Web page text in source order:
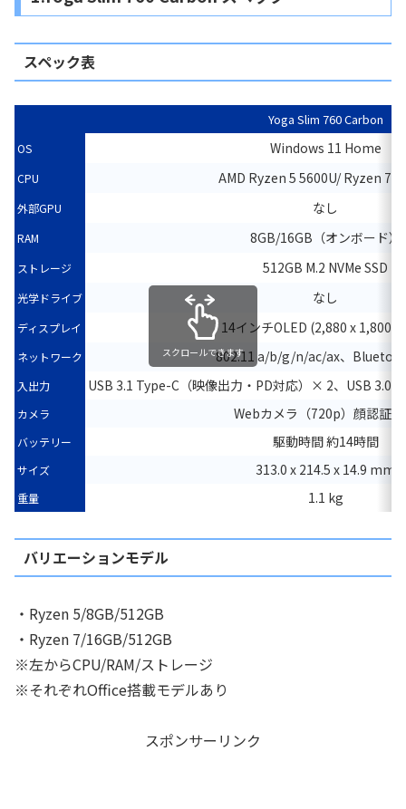
スペック表
Yoga Slim 760 Carbon
OS Windows 11 Home
CPU AMD Ryzen 5 5600U/ Ryzen 7
外部GPU なし
RAM 8GB/16GB（オンボード）
ストレージ 512GB M.2 NVMe SSD
光学ドライブ なし
ディスプレイ 14インチOLED (2,880 x 1,800)
ネットワーク 802.11 a/b/g/n/ac/ax、
入出力 USB 3.1 Type-C（映像出力・PD対応）× 2、USB 3.0
カメラ Webカメラ（720p）顔認証
バッテリー 駆動時間 約14時間
サイズ 313.0 x 214.5 x 14.9 mm
重量 1.1 kg
スクロールできます
バリエーションモデル
・Ryzen 5/8GB/512GB
・Ryzen 7/16GB/512GB
※左からCPU/RAM/ストレージ
※それぞれOffice搭載モデルあり
スポンサーリンク